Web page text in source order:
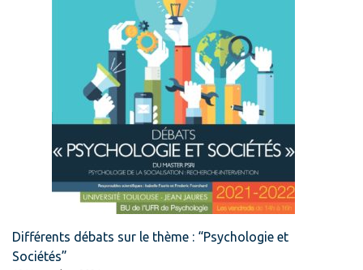
Différents débats sur le thème : “Psychologie et
Sociétés”